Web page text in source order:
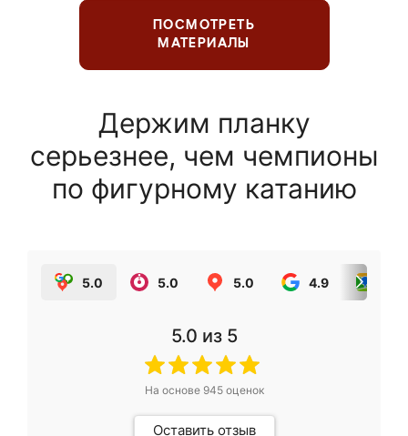
ПОСМОТРЕТЬ
МАТЕРИАЛЫ
Держим планку
серьезнее, чем чемпионы
по фигурному катанию
5.0 5.0 5.0 4.9
5.0 из 5
На основе 945оценок
Оставить отзыв